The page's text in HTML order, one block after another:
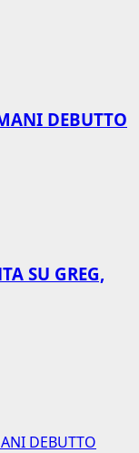
DEBUTTO
SU GREG,
DEBUTTO